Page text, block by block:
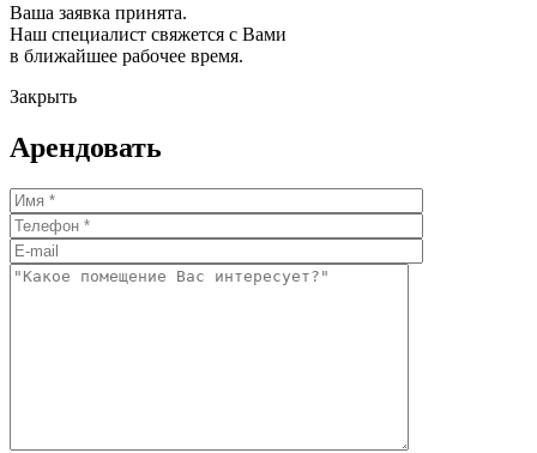
Ваша заявка принята.
Наш специалист свяжется с Вами
в ближайшее рабочее время.
Закрыть
Арендовать